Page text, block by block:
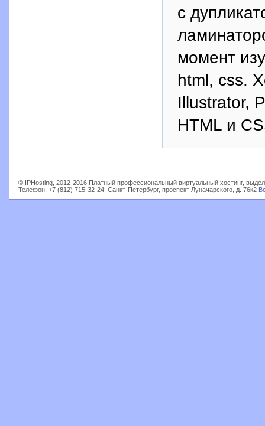
с
момент
html, css.
Illustrator,
HTML и
© IPHosting, 2012-2016 Платный профессиональный виртуальный хостинг,
Телефон: +7 (812) 715-32-24, Санкт-Петербург, проспект Луначарского, д. 76к2